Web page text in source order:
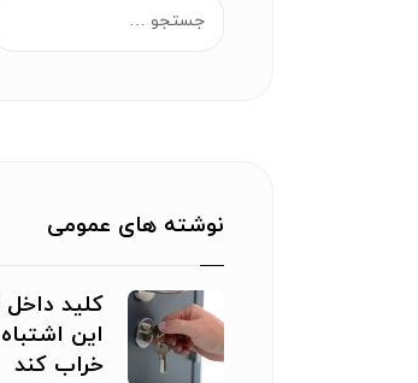
نوشته های عمومی
کلید
این
خراب کند